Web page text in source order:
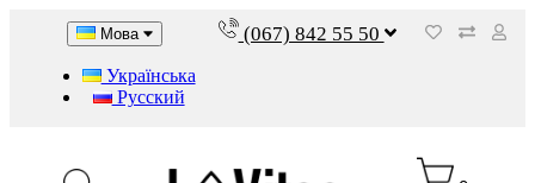
Мова
Українська
Русский
(067) 842 55 50